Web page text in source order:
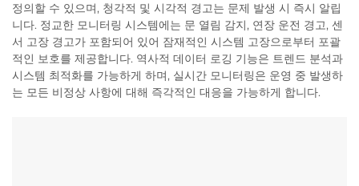
정의할 수 있으며, 청각적 및 시각적 경고는 문제 발생 시 즉시 알립
니다. 정교한 모니터링 시스템에는 문 열림 감지, 연장 운전 경고, 센
서 고장 경고가 포함되어 있어 잠재적인 시스템 고장으로부터 포괄
적인 보호를 제공합니다. 역사적 데이터 로깅 기능은 트렌드 분석과
시스템 최적화를 가능하게 하며, 실시간 모니터링은 운영 중 발생하
는 모든 비정상 사항에 대해 즉각적인 대응을 가능하게 합니다.